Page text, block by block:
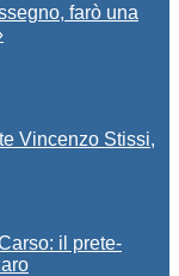
farò una
Vincenzo Stissi,
il prete-